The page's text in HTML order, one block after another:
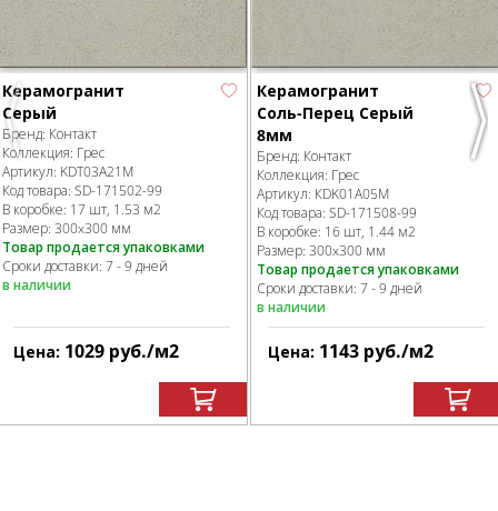
Previous
Керамогранит
Серый
Бренд: Контакт
Коллекция: Грес
Артикул: KDT03A21M
Код товара: SD-171502-99
В коробке: 17 шт, 1.53 м2
Размер: 300x300 мм
Товар продается упаковками
Сроки доставки: 7 - 9 дней
в наличии
Цена: 1029 руб./м2
Керамогранит
Соль-Перец Серый
8мм
Бренд: Контакт
Коллекция: Грес
Артикул: КDK01A05M
Код товара: SD-171508-99
В коробке: 16 шт, 1.44 м2
Размер: 300x300 мм
Товар продается упаковками
Сроки доставки: 7 - 9 дней
в наличии
Цена: 1143 руб./м2